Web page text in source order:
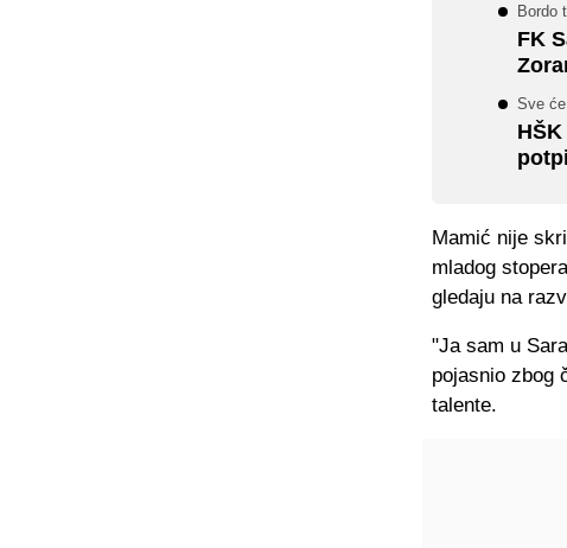
Bordo
FK
Sve
Mamić nije
mladog
gledaju na
"Ja sam u
pojasnio zbog
talente.